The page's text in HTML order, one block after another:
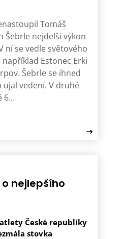
Tomáš
Šebrle nejdelší výkon
ní se vedle světového
Estonec Erki
Šebrle se ihned
ujal vedení. V druhé
6…
nejlepšího
České republiky
stovka